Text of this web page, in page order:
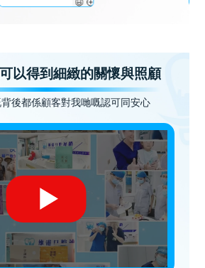
以得到細緻的關懷與照顧
後都係顧客對我哋嘅認可同安心